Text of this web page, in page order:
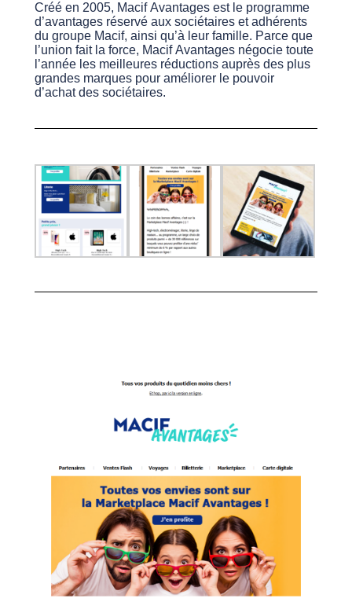
Créé en 2005, Macif Avantages est le programme
d’avantages réservé aux sociétaires et adhérents
du groupe Macif, ainsi qu’à leur famille. Parce que
l’union fait la force, Macif Avantages négocie toute
l’année les meilleures réductions auprès des plus
grandes marques pour améliorer le pouvoir
d’achat des sociétaires.